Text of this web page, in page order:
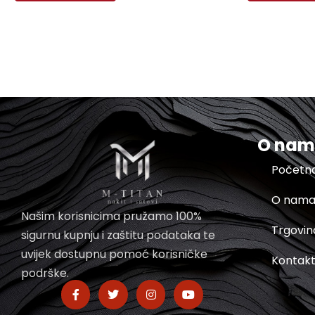
Našim korisnicima pružamo 100%
sigurnu kupnju i zaštitu podataka te
uvijek dostupnu pomoć korisničke
podrške.
O
O nama
Kontakt